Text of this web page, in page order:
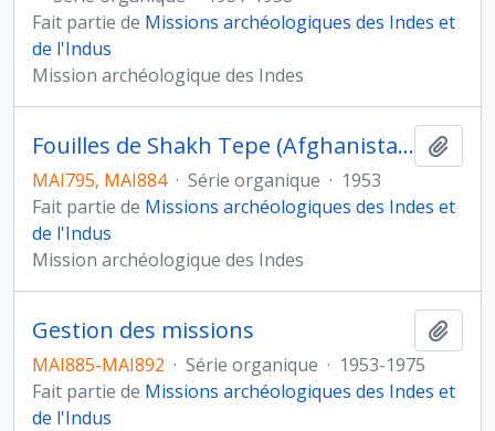
Fait partie de Missions archéologiques des Indes et
de l'Indus
Mission archéologique des Indes
Fouilles de Shakh Tepe (Afghanistan)
MAI795, MAI884 · Série organique · 1953
Fait partie de Missions archéologiques des Indes et
de l'Indus
Mission archéologique des Indes
Gestion des missions
MAI885-MAI892 · Série organique · 1953-1975
Fait partie de Missions archéologiques des Indes et
de l'Indus